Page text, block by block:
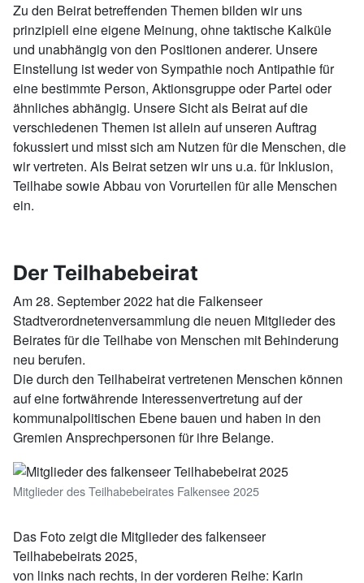
Zu den Beirat betreffenden Themen bilden wir uns
prinzipiell eine eigene Meinung, ohne taktische Kalküle
und unabhängig von den Positionen anderer. Unsere
Einstellung ist weder von Sympathie noch Antipathie für
eine bestimmte Person, Aktionsgruppe oder Partei oder
ähnliches abhängig. Unsere Sicht als Beirat auf die
verschiedenen Themen ist allein auf unseren Auftrag
fokussiert und misst sich am Nutzen für die Menschen, die
wir vertreten. Als Beirat setzen wir uns u.a. für Inklusion,
Teilhabe sowie Abbau von Vorurteilen für alle Menschen
ein.
Der Teilhabebeirat
Am 28. September 2022 hat die Falkenseer
Stadtverordnetenversammlung die neuen Mitglieder des
Beirates für die Teilhabe von Menschen mit Behinderung
neu berufen.
Die durch den Teilhabeirat vertretenen Menschen können
auf eine fortwährende Interessenvertretung auf der
kommunalpolitischen Ebene bauen und haben in den
Gremien Ansprechpersonen für ihre Belange.
Mitglieder des Teilhabebeirates Falkensee 2025
Das Foto zeigt die Mitglieder des falkenseer
Teilhabebeirats 2025,
von links nach rechts, in der vorderen Reihe: Karin